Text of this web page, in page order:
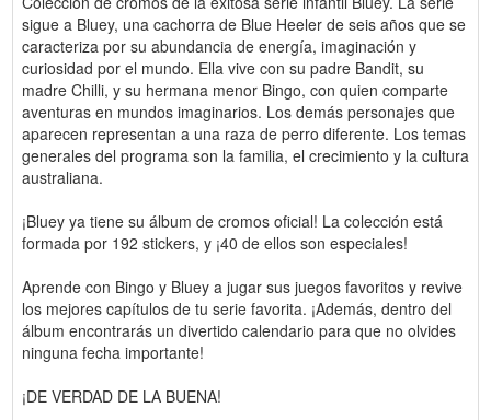
sigue a Bluey, una cachorra de Blue Heeler de seis años que se
caracteriza por su abundancia de energía, imaginación y
curiosidad por el mundo. Ella vive con su padre Bandit, su
madre Chilli, y su hermana menor Bingo, con quien comparte
aventuras en mundos imaginarios. Los demás personajes que
aparecen representan a una raza de perro diferente. Los temas
generales del programa son la familia, el crecimiento y la cultura
australiana.
¡Bluey ya tiene su álbum de cromos oficial! La colección está
formada por 192 stickers, y ¡40 de ellos son especiales!
Aprende con Bingo y Bluey a jugar sus juegos favoritos y revive
los mejores capítulos de tu serie favorita. ¡Además, dentro del
álbum encontrarás un divertido calendario para que no olvides
ninguna fecha importante!
¡DE VERDAD DE LA BUENA!